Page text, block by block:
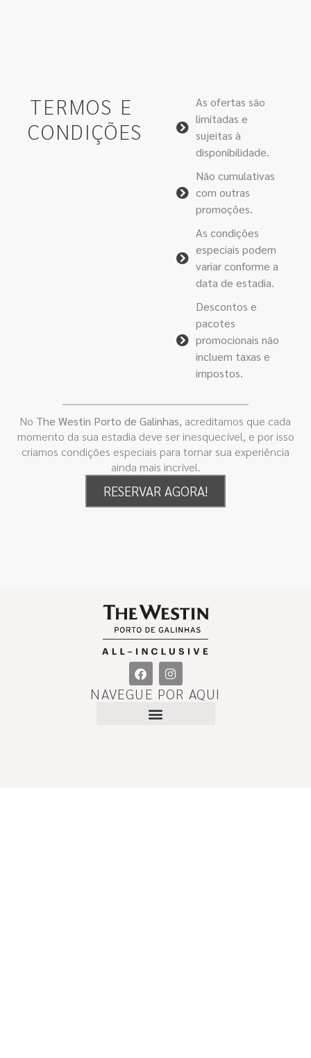
TERMOS E
CONDIÇÕES
As ofertas são
limitadas e
sujeitas à
disponibilidade.
Não cumulativas
com outras
promoções.
As condições
especiais podem
variar conforme a
data de estadia.
Descontos e
pacotes
promocionais não
incluem taxas e
impostos.
No The Westin Porto de Galinhas, acreditamos que cada
momento da sua estadia deve ser inesquecível, e por isso
criamos condições especiais para tornar sua experiência
ainda mais incrível.
RESERVAR AGORA!
NAVEGUE POR AQUI